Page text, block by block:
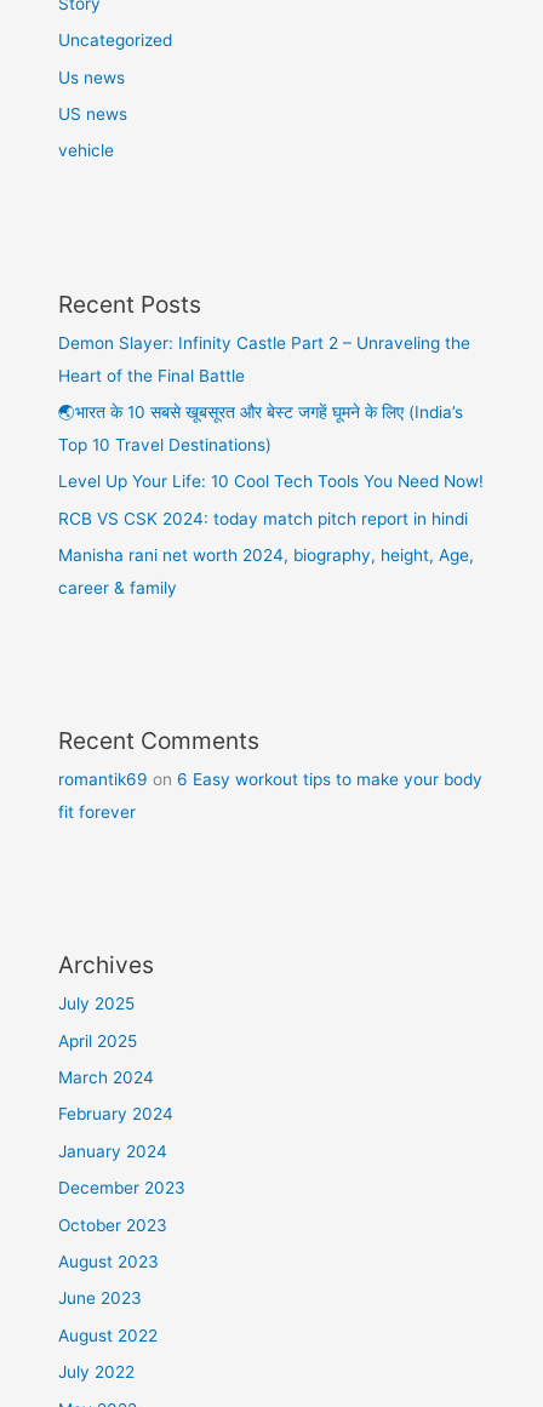
Uncategorized
Us news
US news
vehicle
Recent Posts
Demon Slayer: Infinity Castle Part 2 – Unraveling the
Heart of the Final Battle
🌏भारत के 10 सबसे खूबसूरत और बेस्ट जगहें घूमने के लिए (India’s
Top 10 Travel Destinations)
Level Up Your Life: 10 Cool Tech Tools You Need Now!
RCB VS CSK 2024: today match pitch report in hindi
Manisha rani net worth 2024, biography, height, Age,
career & family
Recent Comments
romantik69 on6 Easy workout tips to make your body
fit forever
Archives
July 2025
April 2025
March 2024
February 2024
January 2024
December 2023
October 2023
August 2023
June 2023
August 2022
July 2022